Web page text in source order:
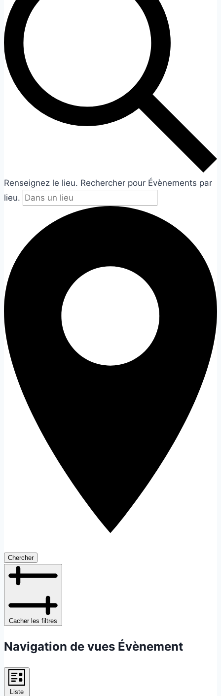
Renseignez le lieu. Rechercher pour Évènements par
lieu.
Chercher
Cacher les filtres
Navigation de vues Évènement
Liste